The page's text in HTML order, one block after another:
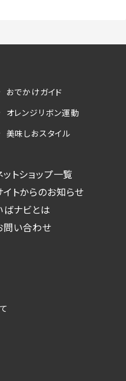
おでかけガイド
オレンジリボン運動
美味しおスタイル
ットショップ一覧
イトからのお知らせ
ばナビとは
問い合わせ